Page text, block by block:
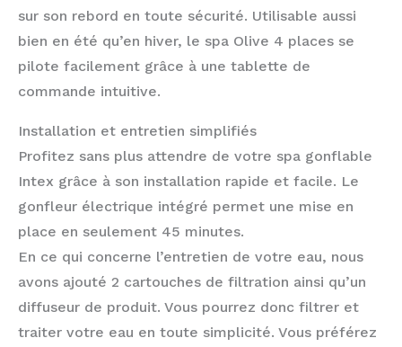
sur son rebord en toute sécurité. Utilisable aussi
bien en été qu’en hiver, le spa Olive 4 places se
pilote facilement grâce à une tablette de
commande intuitive.
Installation et entretien simplifiés
Profitez sans plus attendre de votre spa gonflable
Intex grâce à son installation rapide et facile. Le
gonfleur électrique intégré permet une mise en
place en seulement 45 minutes.
En ce qui concerne l’entretien de votre eau, nous
avons ajouté 2 cartouches de filtration ainsi qu’un
diffuseur de produit. Vous pourrez donc filtrer et
traiter votre eau en toute simplicité. Vous préférez